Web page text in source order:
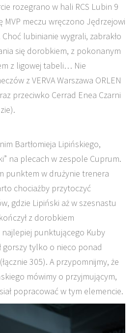
rozegrano w hali RCS Lubin 9
MVP meczu wręczono Jędrzejowi
lubinianie wygrali, zabrakło
się dorobkiem, z pokonanym
z ligowej tabeli… Nie
z VERVA Warszawa ORLEN
przeciwko Cerrad Enea Czarni
Bartłomieja Lipińskiego,
na plecach w zespole Cuprum.
punktem w drużynie trenera
chociażby przytoczyć
gdzie Lipiński aż w szesnastu
z dorobkiem
punktującego Kuby
gorszy tylko o nieco ponad
305). A przypomnijmy, że
mówimy o przyjmującym,
popracować w tym elemencie.